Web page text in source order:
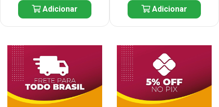
Adicionar Adicionar